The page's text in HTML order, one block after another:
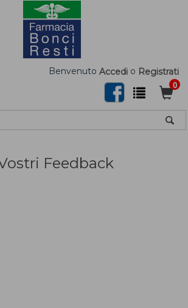
Benvenuto Accedi o Registrati
0
Feedback